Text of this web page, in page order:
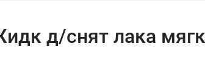
д/снят лака